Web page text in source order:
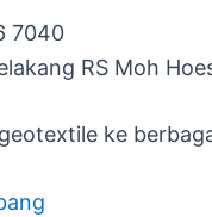
7040
RS Moh
ke